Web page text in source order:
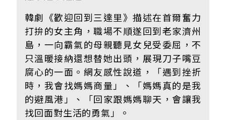
韓劇《歡迎回到三達里》描述在首爾奮力
打拚的女主角，職場不順遂回到老家濟州
島，一向霸氣的母親聽見女兒受委屈，不
只溫暖接納還想替她出頭，展現刀子嘴豆
腐心的一面。網友感性說道，「遇到挫折
時，我會找媽媽商量」、「媽媽真的是我
的避風港」、「回家跟媽媽聊天，會讓我
找回面對生活的勇氣」。